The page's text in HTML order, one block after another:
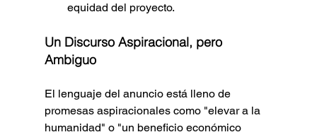
equidad del proyecto.
Un Discurso Aspiracional, pero
Ambiguo
El lenguaje del anuncio está lleno de
promesas aspiracionales como "elevar a la
humanidad" o "un beneficio económico